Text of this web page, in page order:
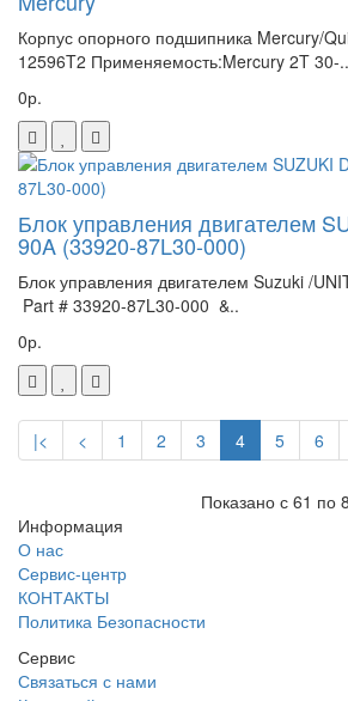
Корпус опорного подшипника Mercury/
12596T2 Применяемость:Mercury 2T 30-..
0р.
Блок управления двигателем
90A (33920-87L30-000)
Блок управления двигателем Suzuki /
Part # 33920-87L30-000 &..
0р.
|< < 1 2 3 4 5 6
Показано с 61 по
Информация
О нас
Сервис-центр
КОНТАКТЫ
Политика Безопасности
Сервис
Связаться с нами